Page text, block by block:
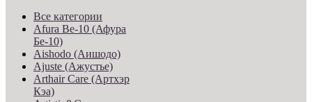
Все категории
Afura Be-10 (Афура
Бе-10)
Aishodo (Аишодо)
Ajuste (Ажустье)
Arthair Care (Артхэр
Кэа)